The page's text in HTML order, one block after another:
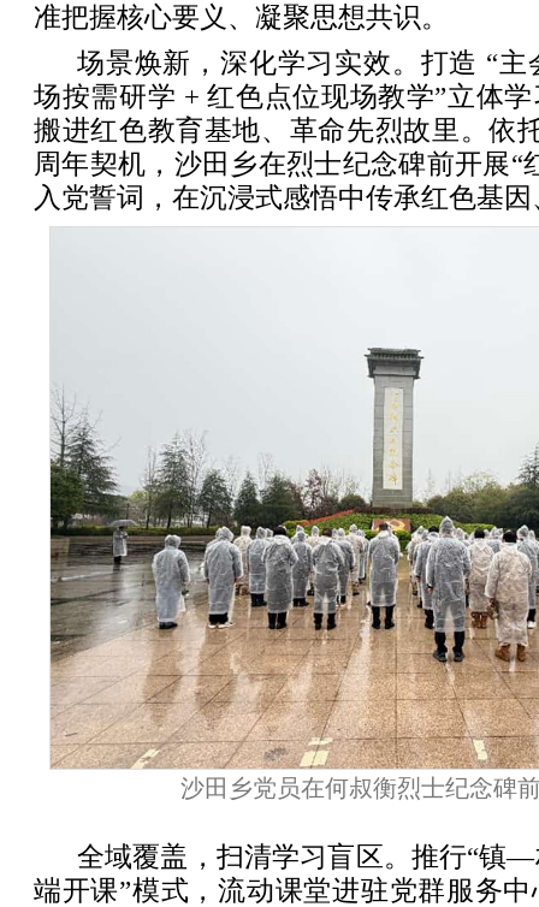
准把握核心要义、凝聚思想共识。
场景焕新，深化学习实效。打造 “
场按需研学 + 红色点位现场教学”立体
搬进红色教育基地、革命先烈故里。依
周年契机，沙田乡在烈士纪念碑前开展“
入党誓词，在沉浸式感悟中传承红色基
沙田乡党员在何叔衡烈士纪念碑
全域覆盖，扫清学习盲区。推行“镇
端开课”模式，流动课堂进驻党群服务